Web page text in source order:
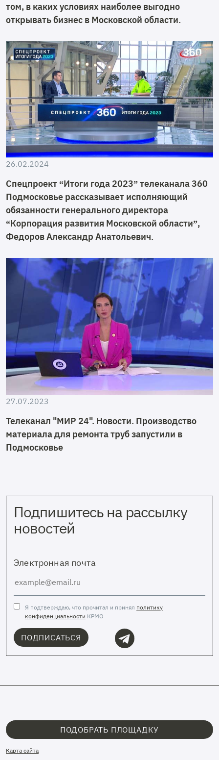
том, в каких условиях наиболее выгодно
открывать бизнес в Московской области.
26.02.2024
Спецпроект “Итоги года 2023” телеканала 360
Подмосковье рассказывает исполняющий
обязанности генерального директора
“Корпорация развития Московской области”,
Федоров Александр Анатольевич.
27.07.2023
Телеканал "МИР 24". Новости. Производство
материала для ремонта труб запустили в
Подмосковье
Подпишитесь на рассылку
новостей
Электронная почта
Я подтверждаю, что прочитал и принял политику
конфиденциальности КРМО
ПОДПИСАТЬСЯ
ПОДОБРАТЬ ПЛОЩАДКУ
Карта сайта